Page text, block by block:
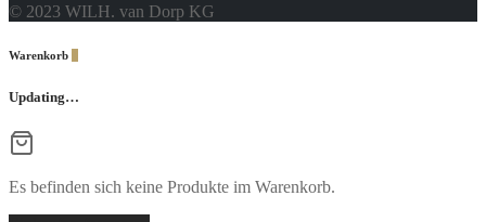
© 2023 WILH. van Dorp KG
Warenkorb
Updating…
Es befinden sich keine Produkte im Warenkorb.